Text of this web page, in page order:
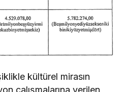
kültürel mirasın
çalışmalarına verilen